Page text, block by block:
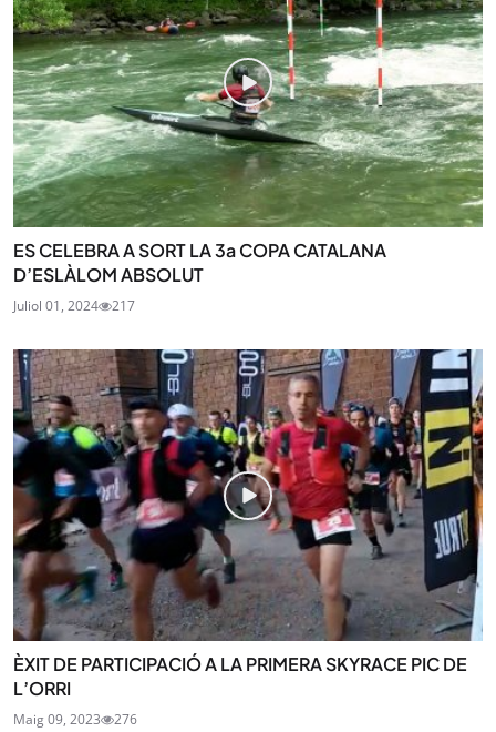
ES CELEBRA A SORT LA 3a COPA CATALANA
D’ESLÀLOM ABSOLUT
Juliol 01, 2024 217
ÈXIT DE PARTICIPACIÓ A LA PRIMERA SKYRACE PIC DE
L’ORRI
Maig 09, 2023 276